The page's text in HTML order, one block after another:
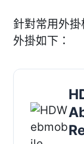
針對常用外
外掛如下：